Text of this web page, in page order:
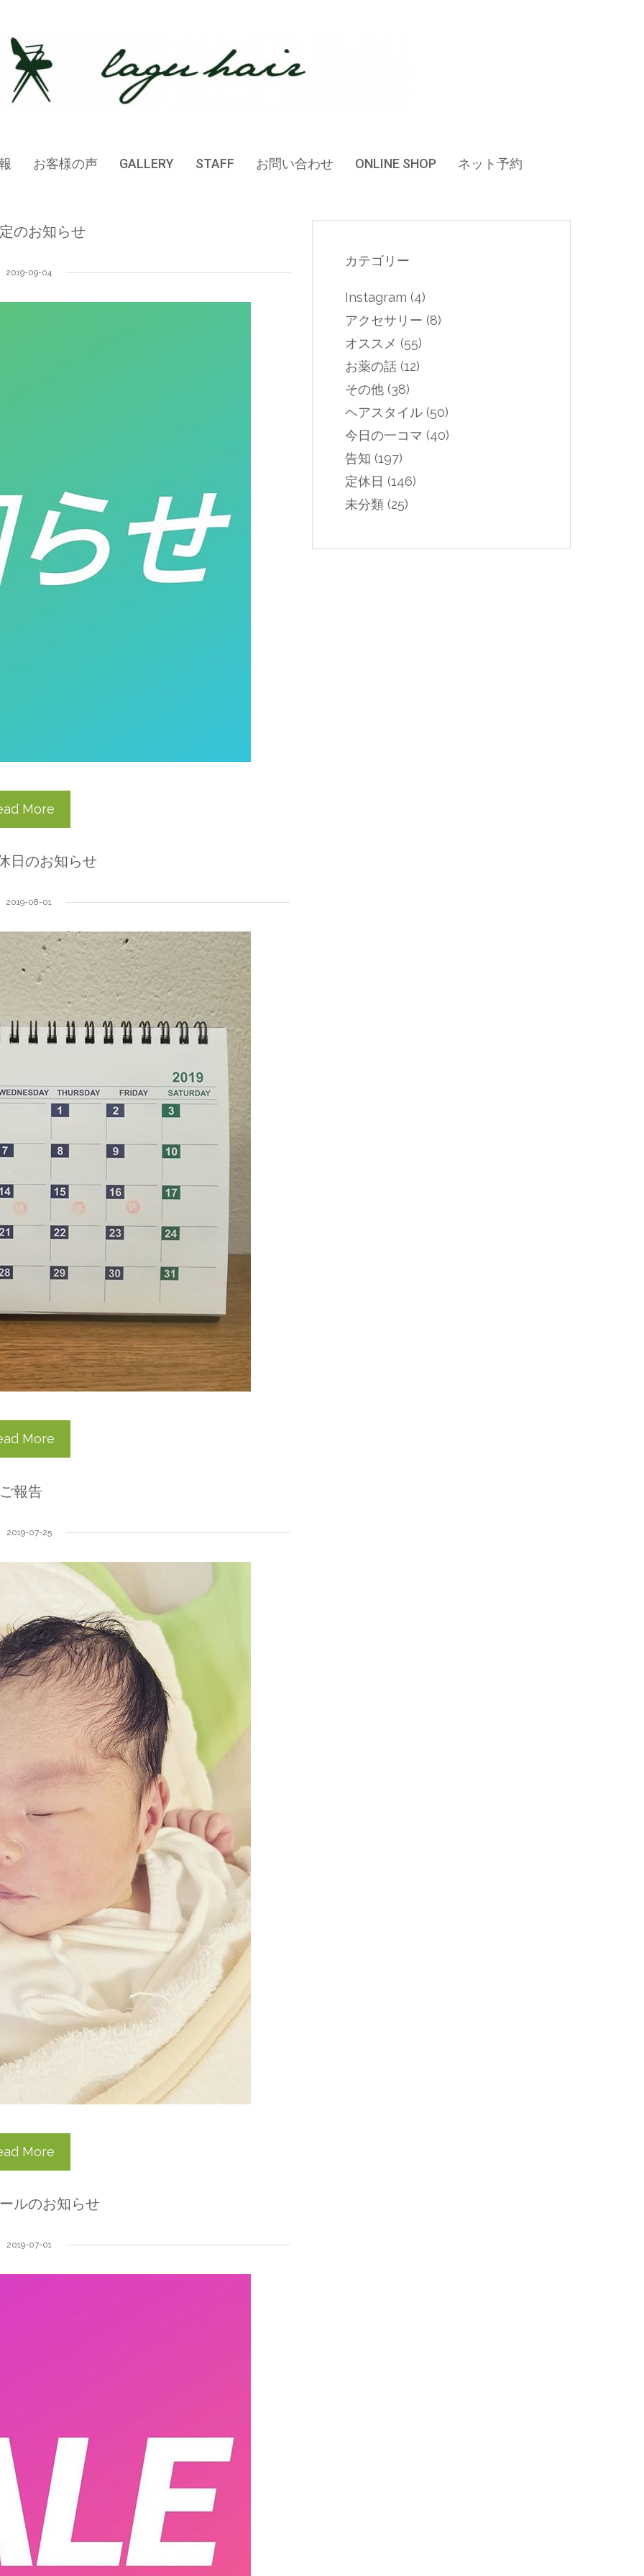
お客様の声 GALLERY STAFF お問い合わせ ONLINE SHOP ネット予約
のお知らせ
2019-09-04
More
日のお知らせ
2019-08-01
More
ご報告
2019-07-25
More
ルのお知らせ
2019-07-01
カテゴリー
Instagram (4)
アクセサリー (8)
オススメ (55)
お薬の話 (12)
その他 (38)
ヘアスタイル (50)
今日の一コマ (40)
告知 (197)
定休日 (146)
未分類 (25)